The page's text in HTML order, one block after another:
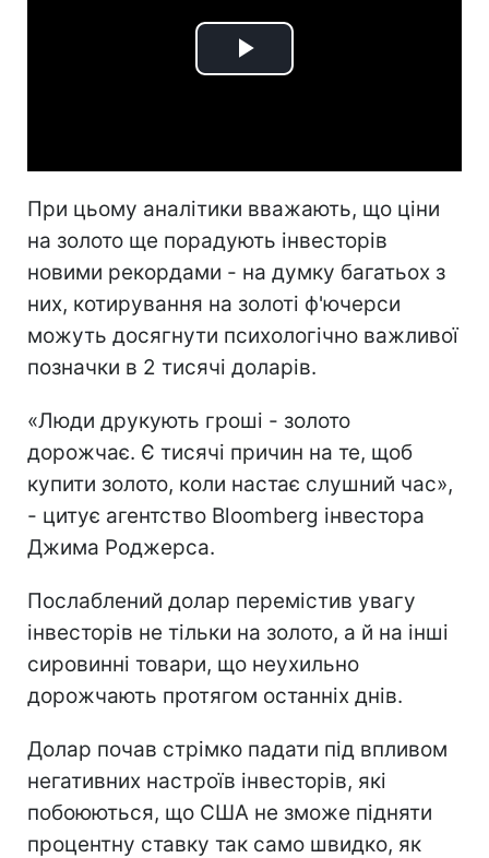
Play
При цьому аналітики вважають, що ціни
на золото ще порадують інвесторів
новими рекордами - на думку багатьох з
них, котирування на золоті ф'ючерси
можуть досягнути психологічно важливої
позначки в 2 тисячі доларів.
«Люди друкують гроші - золото
дорожчає. Є тисячі причин на те, щоб
купити золото, коли настає слушний час»,
- цитує агентство Bloomberg інвестора
Джима Роджерса.
Послаблений долар перемістив увагу
інвесторів не тільки на золото, а й на інші
сировинні товари, що неухильно
дорожчають протягом останніх днів.
Долар почав стрімко падати під впливом
негативних настроїв інвесторів, які
побоюються, що США не зможе підняти
процентну ставку так само швидко, як